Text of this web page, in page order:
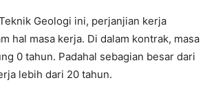
Geologi ini, perjanjian kerja
hal masa kerja. Di dalam kontrak, masa
0 tahun. Padahal sebagian besar dari
lebih dari 20 tahun.